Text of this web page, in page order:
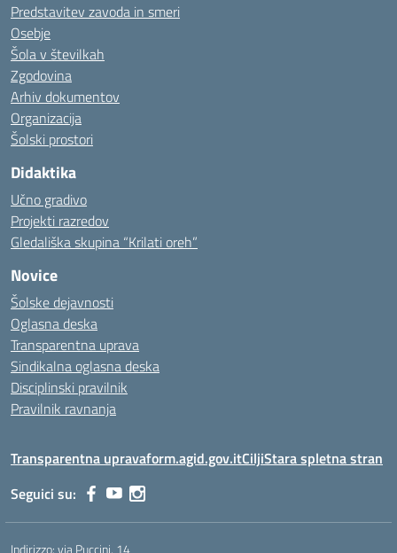
Predstavitev zavoda in smeri
Osebje
Šola v številkah
Zgodovina
Arhiv dokumentov
Organizacija
Šolski prostori
Didaktika
Učno gradivo
Projekti razredov
Gledališka skupina “Krilati oreh”
Novice
Šolske dejavnosti
Oglasna deska
Transparentna uprava
Sindikalna oglasna deska
Disciplinski pravilnik
Pravilnik ravnanja
Transparentna upravaform.agid.gov.itCiljiStara spletna stran
Seguici su:
Indirizzo:via Puccini, 14